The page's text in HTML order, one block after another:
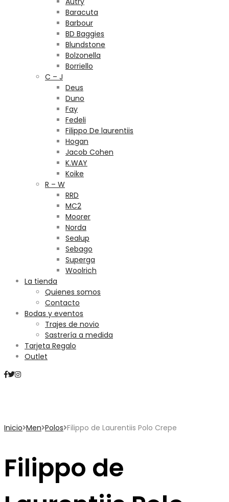
Baracuta
Barbour
BD Baggies
Blundstone
Bolzonella
Borriello
C – J
Deus
Duno
Fay
Fedeli
Filippo De laurentiis
Hogan
Jacob Cohen
K.WAY
Koike
R – W
RRD
MC2
Moorer
Norda
Sealup
Sebago
Superga
Woolrich
La tienda
Quienes somos
Contacto
Bodas y eventos
Trajes de novio
Sastrería a medida
Tarjeta Regalo
Outlet
Inicio Men Polos Filippo de Laurentiis Polo Crepe
Filippo de